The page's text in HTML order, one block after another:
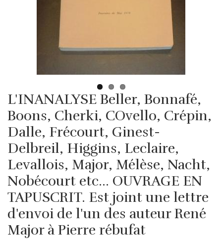
L'INANALYSE Beller, Bonnafé,
Boons, Cherki, COvello, Crépin,
Dalle, Frécourt, Ginest-
Delbreil, Higgins, Leclaire,
Levallois, Major, Mélèse, Nacht,
Nobécourt etc... OUVRAGE EN
TAPUSCRIT. Est joint une lettre
d'envoi de l'un des auteur René
Major à Pierre rébufat